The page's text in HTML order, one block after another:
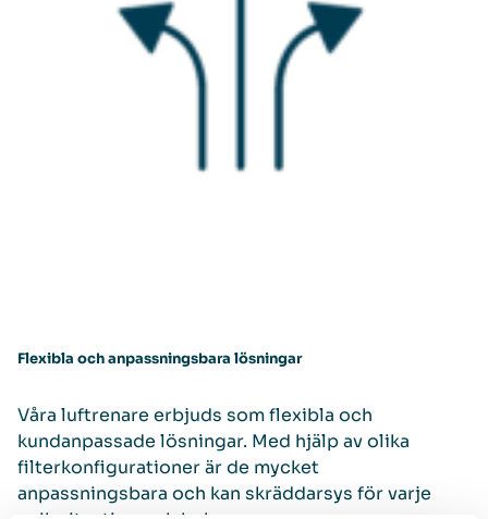
Flexibla och anpassningsbara lösningar
Våra luftrenare erbjuds som flexibla och
kundanpassade lösningar. Med hjälp av olika
filterkonfigurationer är de mycket
anpassningsbara och kan skräddarsys för varje